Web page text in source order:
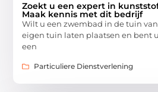
Zoekt u een expert in
Maak kennis met dit bedrijf
Wilt u een zwembad in de tuin
eigen tuin laten plaatsen en bent
een
Particuliere Dienstverlening